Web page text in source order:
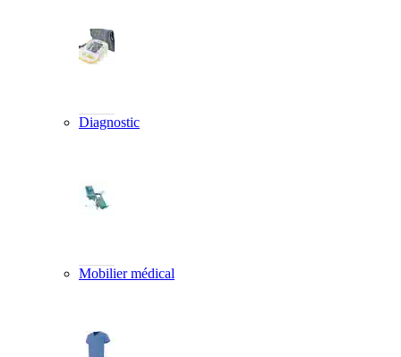
Diagnostic
Mobilier médical